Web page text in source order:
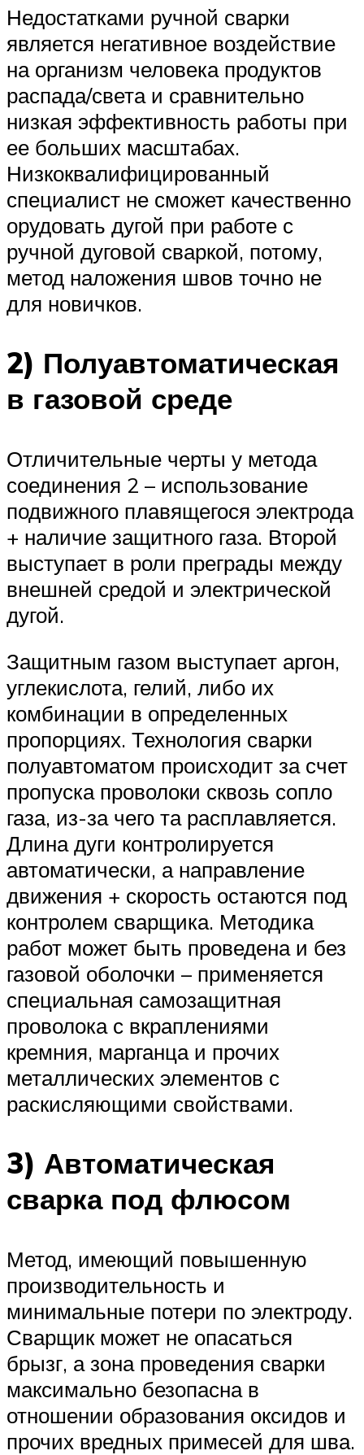
Недостатками ручной сварки
является негативное воздействие
на организм человека продуктов
распада/света и сравнительно
низкая эффективность работы при
ее больших масштабах.
Низкоквалифицированный
специалист не сможет качественно
орудовать дугой при работе с
ручной дуговой сваркой, потому,
метод наложения швов точно не
для новичков.
2) Полуавтоматическая
в газовой среде
Отличительные черты у метода
соединения 2 – использование
подвижного плавящегося электрода
+ наличие защитного газа. Второй
выступает в роли преграды между
внешней средой и электрической
дугой.
Защитным газом выступает аргон,
углекислота, гелий, либо их
комбинации в определенных
пропорциях. Технология сварки
полуавтоматом происходит за счет
пропуска проволоки сквозь сопло
газа, из-за чего та расплавляется.
Длина дуги контролируется
автоматически, а направление
движения + скорость остаются под
контролем сварщика. Методика
работ может быть проведена и без
газовой оболочки – применяется
специальная самозащитная
проволока с вкраплениями
кремния, марганца и прочих
металлических элементов с
раскисляющими свойствами.
3) Автоматическая
сварка под флюсом
Метод, имеющий повышенную
производительность и
минимальные потери по электроду.
Сварщик может не опасаться
брызг, а зона проведения сварки
максимально безопасна в
отношении образования оксидов и
прочих вредных примесей для шва.